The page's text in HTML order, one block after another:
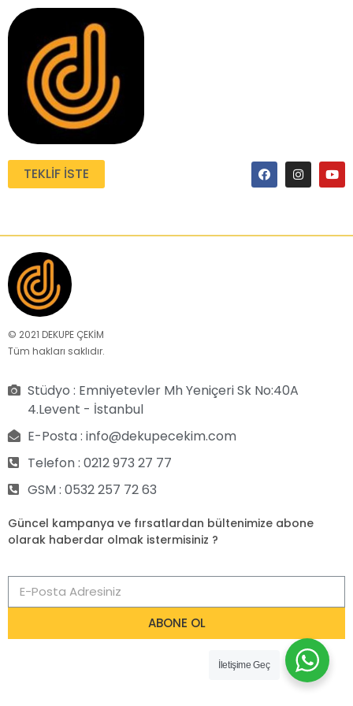
TEKLIF İSTE
© 2021 DEKUPE ÇEKİM
Tüm hakları saklıdır.
Stüdyo : Emniyetevler Mh Yeniçeri Sk No:40A
4.Levent - İstanbul
E-Posta : info@dekupecekim.com
Telefon : 0212 973 27 77
GSM : 0532 257 72 63
Güncel kampanya ve fırsatlardan bültenimize abone
olarak haberdar olmak istermisiniz ?
ABONE OL
İletişime Geç